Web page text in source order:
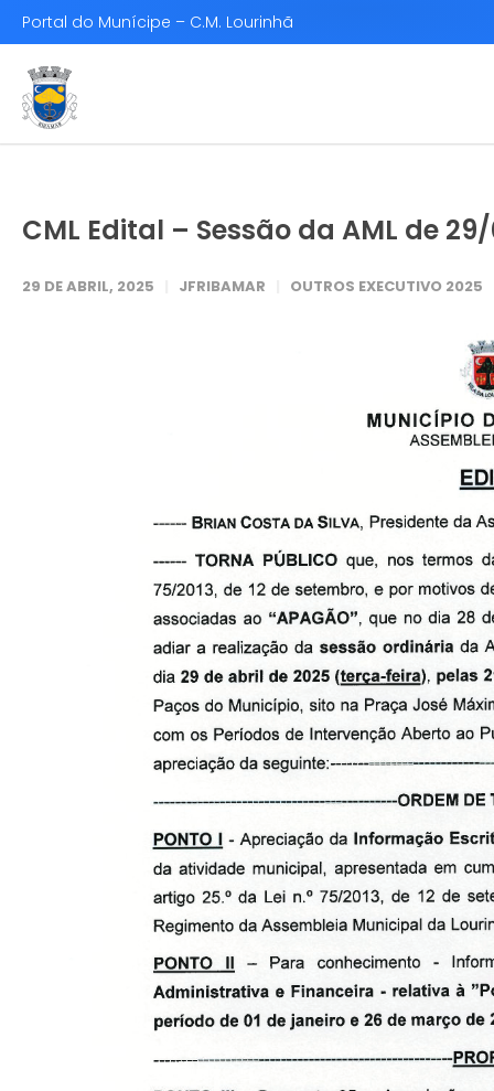
Portal do Munícipe – C.M. Lourinhã
CML Edital – Sessão da AML de
29 DE ABRIL, 2025 JFRIBAMAR OUTROS EXECUTIVO 2025